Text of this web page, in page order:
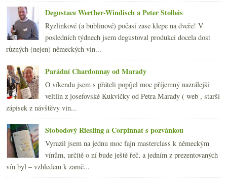
Degustace Werther-Windisch a Peter Stolleis
Ryzlinkové (a bublinové) počasí zase klepe na dveře! V
posledních týdnech jsem degustoval produkci docela dost
různých (nejen) německých vin...
Parádní Chardonnay od Marady
O víkendu jsem s přáteli popíjel moc příjemný nazrálejší
veltlín z josefovské Kukvičky od Petra Marady ( web , starší
zápisek z návštěvy vin...
Stobodový Riesling a Corpinnat s pozvánkou
Vyrazil jsem na jednu moc fajn masterclass k německým
vínům, určitě o ní bude ještě řeč, a jedním z prezentovaných
vín byl – vzhledem k zamě...